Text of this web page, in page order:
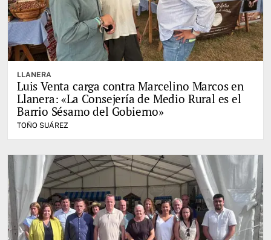
LLANERA
Luis Venta carga contra Marcelino Marcos en
Llanera: «La Consejería de Medio Rural es el
Barrio Sésamo del Gobierno»
TOÑO SUÁREZ